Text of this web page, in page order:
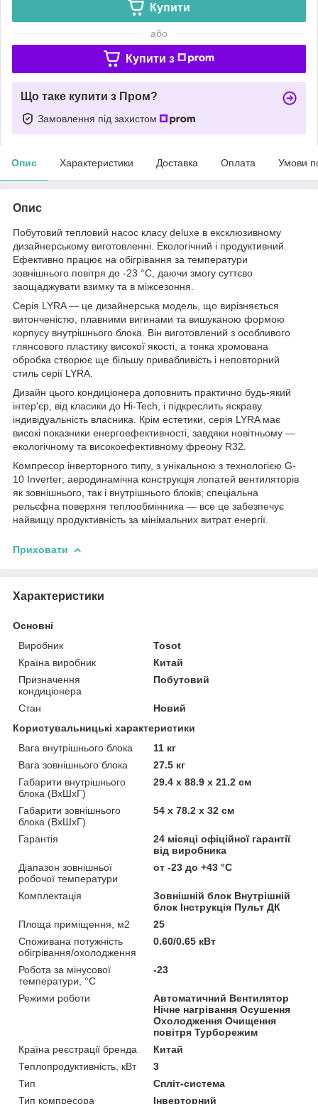
Купити
або
Купити з
Що таке купити з Пром?
Замовлення під захистом
Опис Характеристики Доставка Оплата Умови
Опис
Побутовий тепловий насос класу deluxe в ексклюзивному
дизайнерському виготовленні. Екологічний і продуктивний.
Ефективно працює на обігрівання за температури
зовнішнього повітря до -23 °C, даючи змогу суттєво
заощаджувати взимку та в міжсезоння.
Серія LYRA — це дизайнерська модель, що вирізняється
витонченістю, плавними вигинами та вишуканою формою
корпусу внутрішнього блока. Він виготовлений з особливого
глянсового пластику високої якості, а тонка хромована
обробка створює ще більшу привабливість і неповторний
стиль серії LYRA.
Дизайн цього кондиціонера доповнить практично будь-який
інтер'єр, від класики до Hi-Tech, і підкреслить яскраву
індивідуальність власника. Крім естетики, серія LYRA має
високі показники енергоефективності, завдяки новітньому —
екологічному та високоефективному фреону R32.
Компресор інверторного типу, з унікальною з технологією G-
10 Inverter; аеродинамічна конструкція лопатей вентиляторів
як зовнішнього, так і внутрішнього блоків; спеціальна
рельєфна поверхня теплообмінника — все це забезпечує
найвищу продуктивність за мінімальних витрат енергії.
Приховати
Характеристики
Основні
Виробник
Tosot
Країна виробник
Китай
Призначення
кондиціонера
Побутовий
Стан
Новий
Користувальницькі характеристики
Вага внутрішнього блока
11 кг
Вага зовнішнього блока
27.5 кг
Габарити внутрішнього
блока (ВхШхГ)
29.4 х 88.9 х 21.2 см
Габарити зовнішнього
блока (ВхШхГ)
54 х 78.2 х 32 см
Гарантія
24 місяці офіційної гарантії
від виробника
Діапазон зовнішньої
робочої температури
от -23 до +43 °С
Комплектація
Зовнішній блок Внутрішній
блок Інструкція Пульт ДК
Площа приміщення, м2
25
Споживана потужність
обігрівання/охолодження
0.60/0.65 кВт
Робота за мінусової
температури, °C
-23
Режими роботи
Автоматичний Вентилятор
Нічне нагрівання Осушення
Охолодження Очищення
повітря Турборежим
Країна реєстрації бренда
Китай
Теплопродуктивність, кВт
3
Тип
Спліт-система
Тип компресора
Інверторний